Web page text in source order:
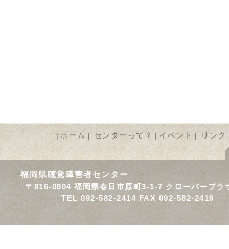
| ホーム | センターって？ | イベント | リンク
福岡県聴覚障害者センター
〒816-0804 福岡県春日市原町3-1-7 クローバープラ
TEL 092-582-2414 FAX 092-582-2419